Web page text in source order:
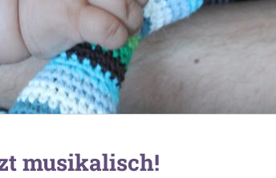
musikalisch!